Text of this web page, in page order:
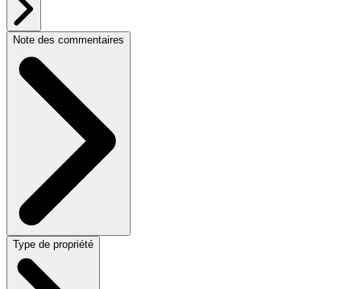
Note des commentaires
Type de propriété